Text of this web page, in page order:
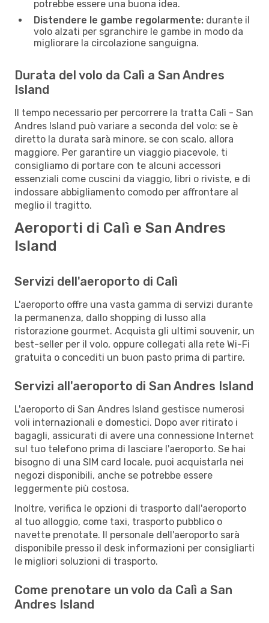
potrebbe essere una buona idea.
Distendere le gambe regolarmente: durante il
volo alzati per sgranchire le gambe in modo da
migliorare la circolazione sanguigna.
Durata del volo da Calì a San Andres
Island
Il tempo necessario per percorrere la tratta Calì - San
Andres Island può variare a seconda del volo: se è
diretto la durata sarà minore, se con scalo, allora
maggiore. Per garantire un viaggio piacevole, ti
consigliamo di portare con te alcuni accessori
essenziali come cuscini da viaggio, libri o riviste, e di
indossare abbigliamento comodo per affrontare al
meglio il tragitto.
Aeroporti di Calì e San Andres
Island
Servizi dell'aeroporto di Calì
L'aeroporto offre una vasta gamma di servizi durante
la permanenza, dallo shopping di lusso alla
ristorazione gourmet. Acquista gli ultimi souvenir, un
best-seller per il volo, oppure collegati alla rete Wi-Fi
gratuita o concediti un buon pasto prima di partire.
Servizi all'aeroporto di San Andres Island
L'aeroporto di San Andres Island gestisce numerosi
voli internazionali e domestici. Dopo aver ritirato i
bagagli, assicurati di avere una connessione Internet
sul tuo telefono prima di lasciare l'aeroporto. Se hai
bisogno di una SIM card locale, puoi acquistarla nei
negozi disponibili, anche se potrebbe essere
leggermente più costosa.
Inoltre, verifica le opzioni di trasporto dall'aeroporto
al tuo alloggio, come taxi, trasporto pubblico o
navette prenotate. Il personale dell'aeroporto sarà
disponibile presso il desk informazioni per consigliarti
le migliori soluzioni di trasporto.
Come prenotare un volo da Calì a San
Andres Island